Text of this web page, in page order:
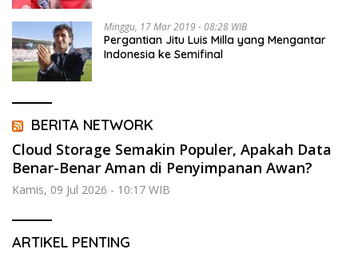
Minggu, 17 Mar 2019 - 08:28 WIB
Pergantian Jitu Luis Milla yang Mengantar
Indonesia ke Semifinal
BERITA NETWORK
Cloud Storage Semakin Populer, Apakah Data
Benar-Benar Aman di Penyimpanan Awan?
Kamis, 09 Jul 2026 - 10:17 WIB
ARTIKEL PENTING